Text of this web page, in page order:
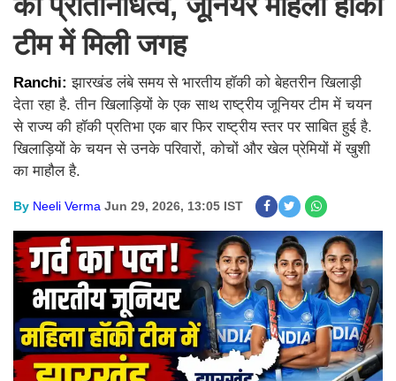
टीम में मिली जगह
Ranchi:झारखंड लंबे समय से भारतीय हॉकी को बेहतरीन खिलाड़ी
देता रहा है. तीन खिलाड़ियों के एक साथ राष्ट्रीय जूनियर टीम में चयन
से राज्य की हॉकी प्रतिभा एक बार फिर राष्ट्रीय स्तर पर साबित हुई है.
खिलाड़ियों के चयन से उनके परिवारों, कोचों और खेल प्रेमियों में खुशी
का माहौल है.
By Neeli Verma Jun 29, 2026, 13:05 IST